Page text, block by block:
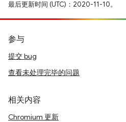
最后更新时间 (UTC)：2020-11-10。
参与
提交 bug
查看未处理完毕的问题
相关内容
Chromium 更新